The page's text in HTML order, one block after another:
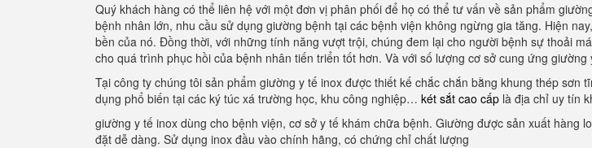
Quý khách hàng có thể liên hệ với một đơn vị phân phối để họ có thể tư vấn về sản phẩm
bệnh nhân lớn, nhu cầu sử dụng giường bệnh tại các bệnh viện không ngừng gia tăng. Hiện
bền của nó. Đồng thời, với những tính năng vượt trội, chúng đem lại cho người bệnh sự thoải
cho quá trình phục hồi của bệnh nhân tiến triển tốt hơn. Và với số lượng cơ sở cung ứng
Tại công ty chúng tôi sản phẩm giường y tế inox được thiết kế chắc chắn bằng khung thép
dụng phổ biến tại các ký túc xá trường học, khu công nghiệp… két sắt cao cấp là địa chỉ uy tín
giường y tế inox dùng cho bệnh viện, cơ sở y tế khám chữa bệnh. Giường được sản xuất hàng
đặt dễ dàng. Sử dụng inox đầu vào chính hãng, có chứng chỉ chất lượng